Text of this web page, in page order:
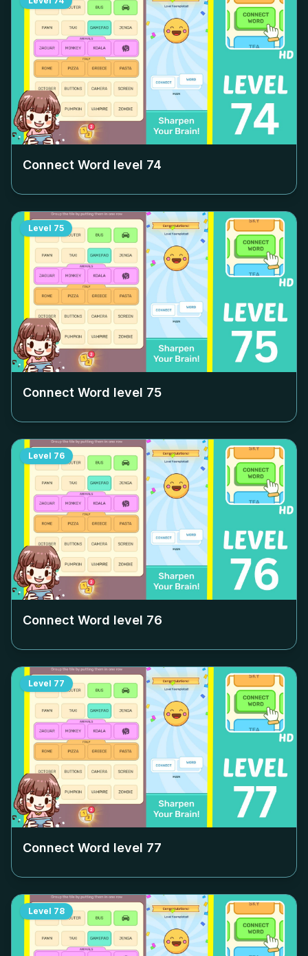
Connect Word level 74
Level 75
Connect Word level 75
Level 76
Connect Word level 76
Level 77
Connect Word level 77
Level 78